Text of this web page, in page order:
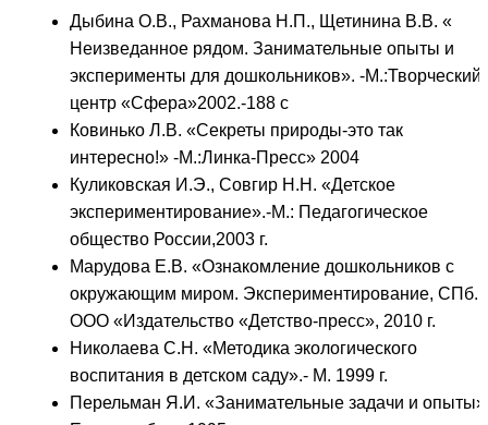
Дыбина О.В., Рахманова Н.П., Щетинина В.В. «
Неизведанное рядом. Занимательные опыты и
эксперименты для дошкольников». -М.:Творческий
центр «Сфера»2002.-188 с
Ковинько Л.В. «Секреты природы-это так
интересно!» -М.:Линка-Пресс» 2004
Куликовская И.Э., Совгир Н.Н. «Детское
экспериментирование».-М.: Педагогическое
общество России,2003 г.
Марудова Е.В. «Ознакомление дошкольников с
окружающим миром. Экспериментирование, СПб.:
ООО «Издательство «Детство-пресс», 2010 г.
Николаева С.Н. «Методика экологического
воспитания в детском саду».- М. 1999 г.
Перельман Я.И. «Занимательные задачи и